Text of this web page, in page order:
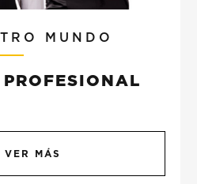
MUNDO
PROFESIONAL
VER MÁS